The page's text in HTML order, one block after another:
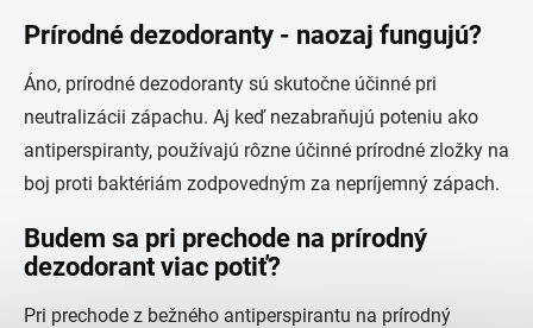
Prírodné dezodoranty - naozaj fungujú?
Áno, prírodné dezodoranty sú skutočne účinné pri
neutralizácii zápachu. Aj keď nezabraňujú poteniu ako
antiperspiranty, používajú rôzne účinné prírodné zložky na
boj proti baktériám zodpovedným za nepríjemný zápach.
Budem sa pri prechode na prírodný
dezodorant viac potiť?
Pri prechode z bežného antiperspirantu na prírodný